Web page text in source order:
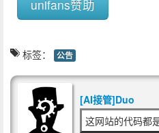
unifans赞助
标签： 公告
[AI接管]Duo
这网站的代码都